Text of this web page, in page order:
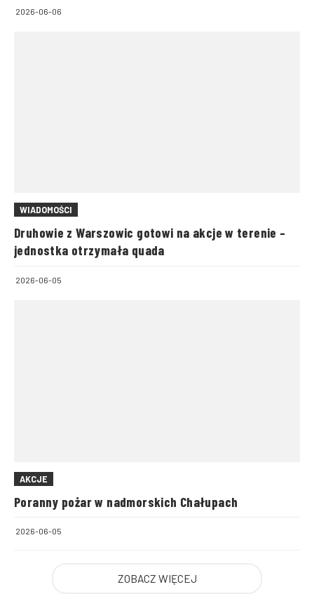
2026-06-06
WIADOMOŚCI
Druhowie z Warszowic gotowi na akcje w terenie –
jednostka otrzymała quada
2026-06-05
AKCJE
Poranny pożar w nadmorskich Chałupach
2026-06-05
ZOBACZ WIĘCEJ